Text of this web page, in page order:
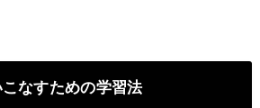
なすための学習法